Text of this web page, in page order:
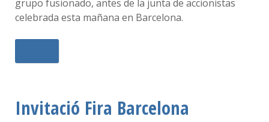
grupo fusionado, antes de la junta de accionistas
celebrada esta mañana en Barcelona.
Invitació Fira Barcelona